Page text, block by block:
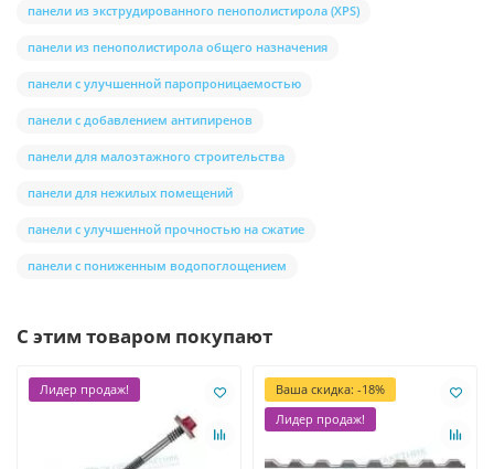
панели из экструдированного пенополистирола (XPS)
панели из пенополистирола общего назначения
панели с улучшенной паропроницаемостью
панели с добавлением антипиренов
панели для малоэтажного строительства
панели для нежилых помещений
панели с улучшенной прочностью на сжатие
панели с пониженным водопоглощением
С этим товаром покупают
Лидер продаж!
Ваша скидка: -18%
Лидер продаж!